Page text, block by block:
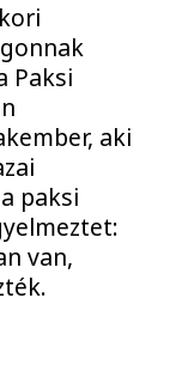
Paksi
aki
paksi
van,